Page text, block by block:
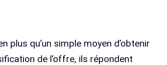
plus qu’un simple moyen d’obtenir
de l’offre, ils répondent